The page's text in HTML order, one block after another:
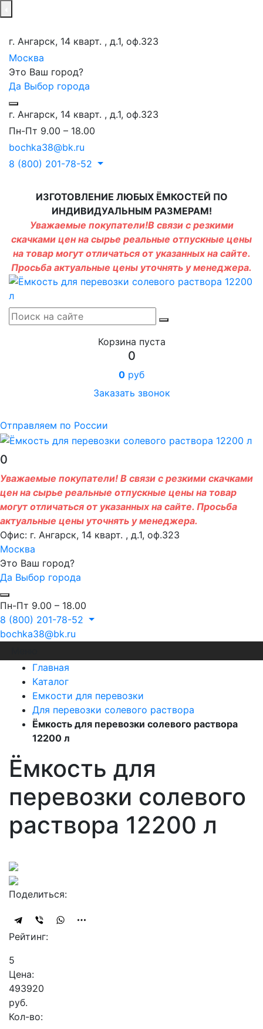
г. Ангарск, 14 кварт. , д.1, оф.323
Москва
Это Ваш город?
Да Выбор города
г. Ангарск, 14 кварт. , д.1, оф.323
Пн-Пт 9.00 – 18.00
bochka38@bk.ru
8 (800) 201-78-52
ИЗГОТОВЛЕНИЕ ЛЮБЫХ ЁМКОСТЕЙ ПО
ИНДИВИДУАЛЬНЫМ РАЗМЕРАМ!
Уважаемые покупатели!В связи с резкими
скачками цен на сырье реальные отпускные цены
на товар могут отличаться от указанных на сайте.
Просьба актуальные цены уточнять у менеджера.
Корзина пуста
0
0 руб
Заказать звонок
Отправляем по России
0
Уважаемые покупатели! В связи с резкими скачками
цен на сырье реальные отпускные цены на товар
могут отличаться от указанных на сайте. Просьба
актуальные цены уточнять у менеджера.
Офис: г. Ангарск, 14 кварт. , д.1, оф.323
Москва
Это Ваш город?
Да Выбор города
Пн-Пт 9.00 – 18.00
8 (800) 201-78-52
bochka38@bk.ru
Главная
Каталог
Емкости для перевозки
Для перевозки солевого раствора
Ёмкость для перевозки солевого раствора
12200 л
Ёмкость для
перевозки солевого
раствора 12200 л
Поделиться:
Рейтинг:
5
Цена:
493920
руб.
Кол-во: